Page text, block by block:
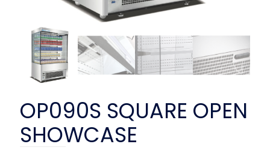
OP090S SQUARE OPEN
SHOWCASE